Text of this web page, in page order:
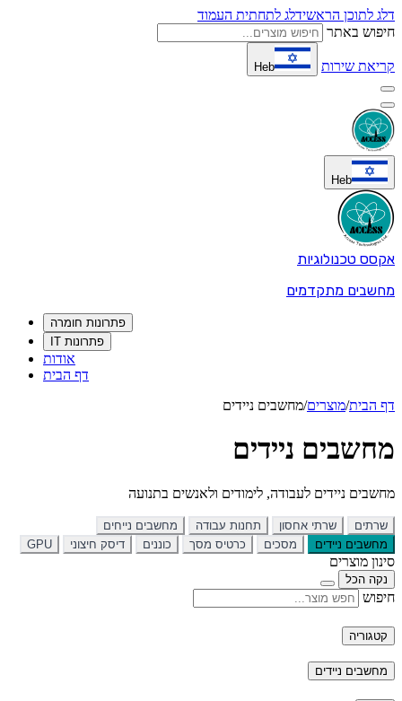
דלג לתוכן הראשידלג לתחתית העמוד
חיפוש באתר
קריאת שירות Heb
Heb
אקסס טכנולוגיות
מחשבים מתקדמים
פתרונות חומרה
פתרונות IT
אודות
דף הבית
דף הבית/מוצרים/מחשבים ניידים
מחשבים ניידים
מחשבים ניידים לעבודה, לימודים ולאנשים בתנועה
שרתים שרתי אחסון תחנות עבודה
מחשבים נייחים
מחשבים ניידים
מסכים כרטיס מסך כוננים דיסק חיצוני GPU
סינון מוצרים
נקה הכל
חיפוש
קטגוריה
מחשבים ניידים